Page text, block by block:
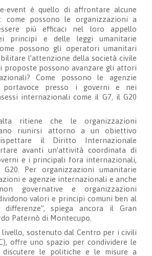
event è quello di affrontare alcune
come possono le organizzazioni a
più efficaci nel loro appello
principi e delle leggi umanitarie
possono gli operatori umanitari
l’attenzione della società civile
proposte possono avanzare gli attori
Come possono le agenzie
portavoce presso i governi e nei
internazionali come il G7, il G20
ritiene che le organizzazioni
riunirsi attorno a un obiettivo
il Diritto Internazionale
avanti un’attività coordinata di
e i principali fora internazionali,
Per organizzazioni umanitarie
e agenzie internazionali e anche
governative e organizzazioni
valori e principi comuni ben al
spiega ancora il Gran
Paternò di Montecupo.
livello, sostenuto dal Centro per i civili
offre uno spazio per condividere le
discutere le politiche e le misure a